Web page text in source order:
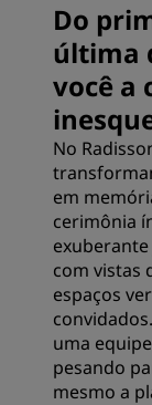
Do
última
você a
No
em
cerimônia
com vistas
espaços
uma
pesando
mesmo a